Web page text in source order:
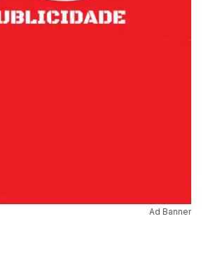
Ad Banner